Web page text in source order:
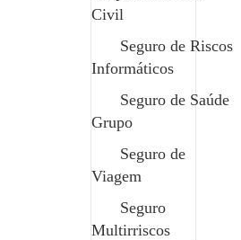
Civil
Seguro de Riscos
Informáticos
Seguro de Saúde
Grupo
Seguro de
Viagem
Seguro
Multirriscos